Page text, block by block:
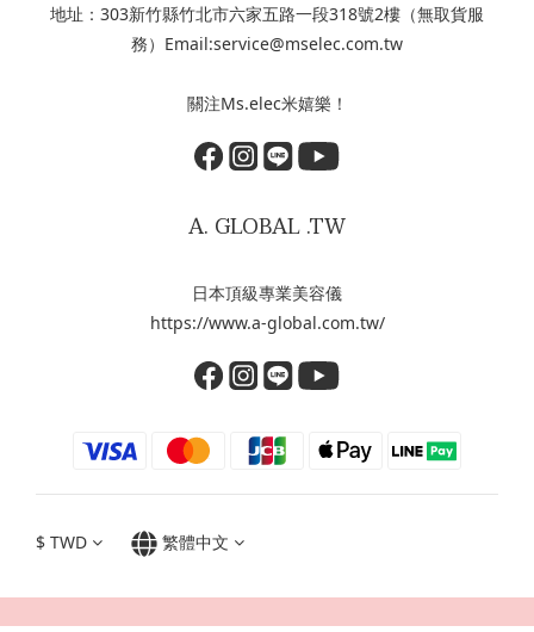
地址：303新竹縣竹北市六家五路一段318號2樓（無取貨服
務）Email:service@mselec.com.tw
關注Ms.elec米嬉樂！
A. GLOBAL .TW
日本頂級專業美容儀
https://www.a-global.com.tw/
$ TWD 繁體中文